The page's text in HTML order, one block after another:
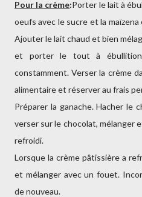
Pour la crème:Porter le lait à
oeufs avec le sucre et la
Ajouter le lait chaud et bien
et porter le tout à
constamment. Verser la crème
alimentaire et réserver au frais
Préparer la ganache. Hacher le
verser sur le chocolat, mélanger
refroidi.
Lorsque la crème pâtissière a
et mélanger avec un fouet.
de nouveau.